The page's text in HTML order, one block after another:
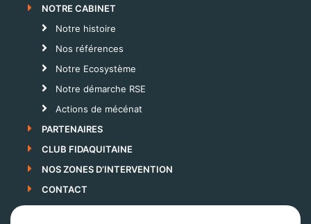
NOTRE CABINET
Notre histoire
Nos références
Notre Ecosystème
Notre démarche RSE
Actions de mécénat
PARTENAIRES
CLUB FIDAQUITAINE
NOS ZONES D’INTERVENTION
CONTACT